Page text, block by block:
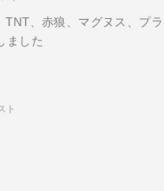
、赤狼、マグヌス、プラ
ました
ト